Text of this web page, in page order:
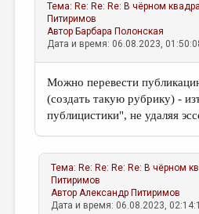
Тема: Re: Re: Re: В чёрном
Питиримов
Автор Барбара Полонская
Дата и время: 06.08.2023,
Можно перевести
(создать такую рубрику) -
публицистики", не удаляя
Тема: Re: Re: Re: Re: В чёрном
Питиримов
АвторАлександр Питиримов
Дата и время: 06.08.2023,